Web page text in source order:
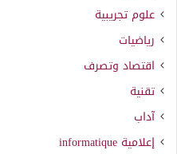
علوم تجريبية
رياضيات
اقتصاد وتصرف
تقنية
آداب
إعلامية informatique